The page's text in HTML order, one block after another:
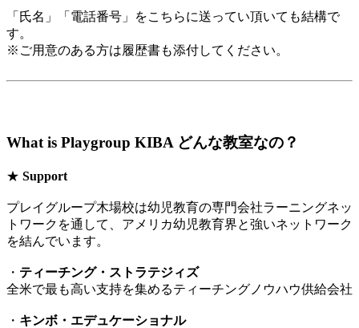
「氏名」「電話番号」をこちらに送ってい頂いても結構で
す。
※ご用意のある方は履歴書も添付してください。
What is Playgroup KIBA どんな教室なの？
★ Support
プレイグループ木場校は幼児教育の専門会社ラーニングネッ
トワークを通して、アメリカ幼児教育界と強いネットワーク
を結んでいます。
・ ティーチング・ストラテジィズ
全米で最も高い支持を集めるティーチングノウハウ供給会社
・ キンボ・エデュケーショナル